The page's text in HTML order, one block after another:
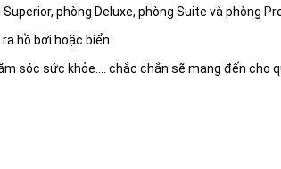
phòng Deluxe, phòng Suite và phòng
hồ bơi hoặc biển.
sóc sức khỏe.… chắc chắn sẽ mang đến cho